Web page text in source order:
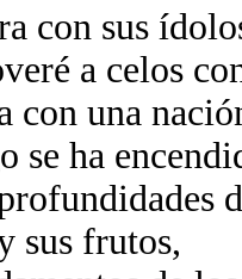
con sus
a celos
con una
se ha
sus frutos,